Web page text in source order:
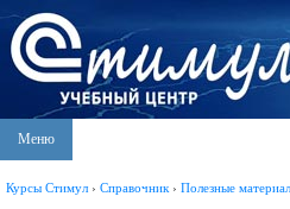
Меню
Курсы Стимул › Справочник › Полезные